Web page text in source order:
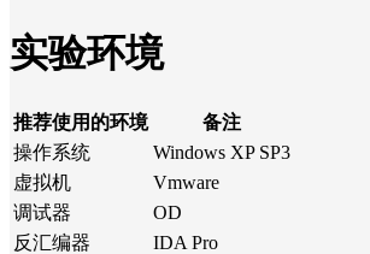
实验环境
推荐使用的环境
备注
操作系统
Windows XP SP3
虚拟机
Vmware
调试器
OD
反汇编器
IDA Pro